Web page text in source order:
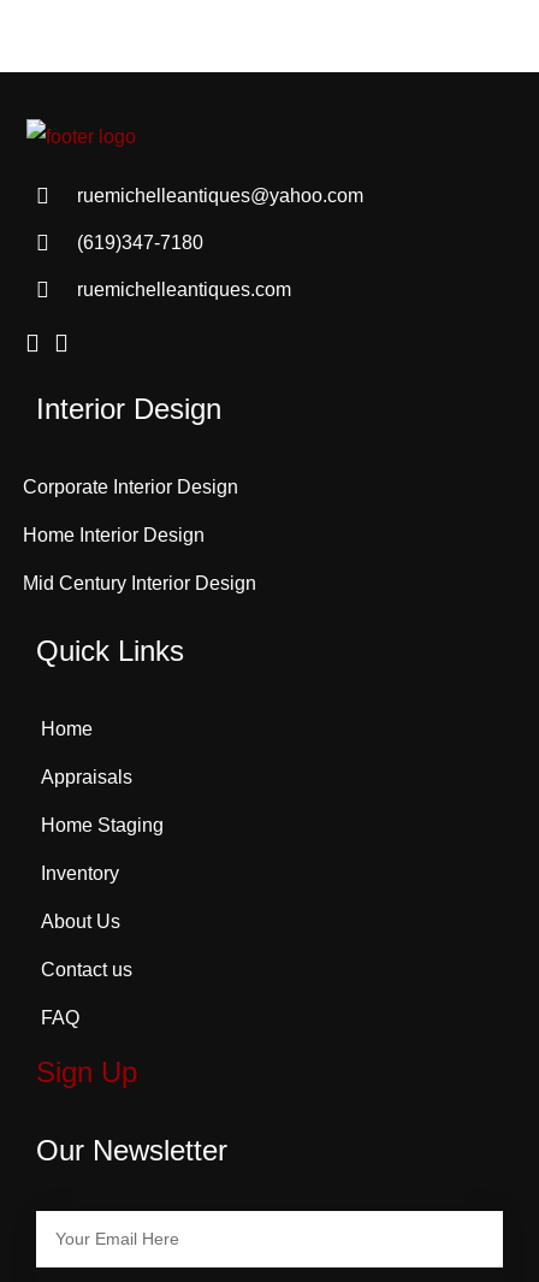
ruemichelleantiques@yahoo.com
(619)347-7180
ruemichelleantiques.com
Interior Design
Corporate Interior Design
Home Interior Design
Mid Century Interior Design
Quick Links
Home
Appraisals
Home Staging
Inventory
About Us
Contact us
FAQ
Sign Up
Our Newsletter